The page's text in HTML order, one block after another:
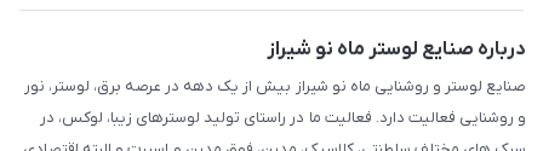
درباره صنایع لوستر ماه نو شیراز
صنایع لوستر و روشنایی ماه نو شیراز بیش از یک دهه در عرصه برق، لوستر، نور
و روشنایی فعالیت دارد. فعالیت ما در راستای تولید لوسترهای زیبا، لوکس، در